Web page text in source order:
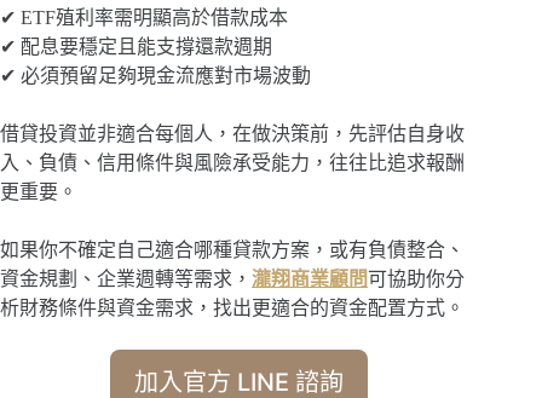
✔ ETF殖利率需明顯高於借款成本
✔ 配息要穩定且能支撐還款週期
✔ 必須預留足夠現金流應對市場波動
借貸投資並非適合每個人，在做決策前，先評估自身收
入、負債、信用條件與風險承受能力，往往比追求報酬
更重要。
如果你不確定自己適合哪種貸款方案，或有負債整合、
資金規劃、企業週轉等需求， 瀧翔商業顧問可協助你分
析財務條件與資金需求，找出更適合的資金配置方式。
加入官方 LINE 諮詢